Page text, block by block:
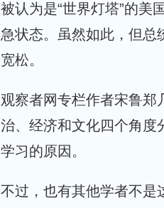
被认为是“世界灯塔”的美
急状态。虽然如此，但总
宽松。
观察者网专栏作者宋鲁郑
治、经济和文化四个角度
学习的原因。
不过，也有其他学者不是